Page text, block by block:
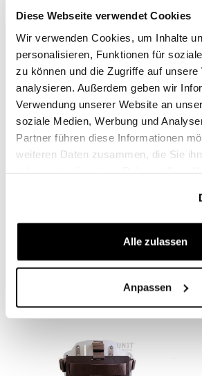
Diese Webseite verwendet Cookies
Wir verwenden Cookies, um Inhalte
personalisieren, Funktionen für
zu können und die Zugriffe auf unsere
analysieren. Außerdem geben wir
Verwendung unserer Website an
soziale Medien, Werbung und
Partner führen diese Informationen
weiteren Daten zusammen, die Sie
Alle zulassen
Anpassen
Farben:
NineT
Code: